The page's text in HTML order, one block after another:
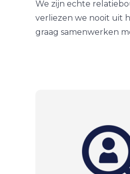
We zijn echte
verliezen we nooit uit
graag samenwerken